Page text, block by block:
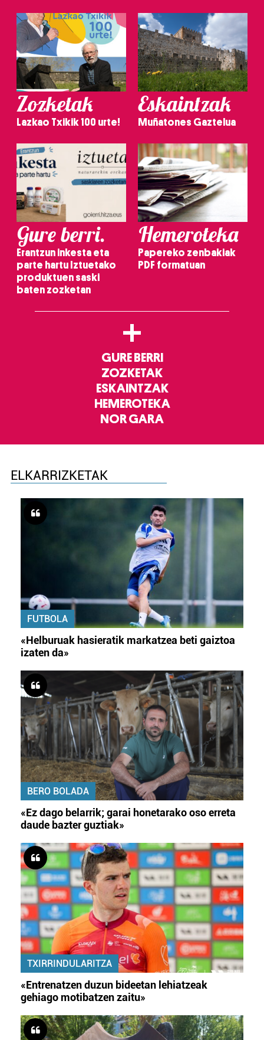
Zozketak
Lazkao Txikik 100 urte!
Eskaintzak
Muñatones Gaztelua
Gure berri.
Erantzun inkesta eta
parte hartu Iztuetako
produktuen saski
baten zozketan
Hemeroteka
Papereko zenbakiak
PDF formatuan
+
GURE BERRI
ZOZKETAK
ESKAINTZAK
HEMEROTEKA
NOR GARA
ELKARRIZKETAK
FUTBOLA
«Helburuak hasieratik markatzea beti gaiztoa
izaten da»
BERO BOLADA
«Ez dago belarrik; garai honetarako oso erreta
daude bazter guztiak»
TXIRRINDULARITZA
«Entrenatzen duzun bideetan lehiatzeak
gehiago motibatzen zaitu»